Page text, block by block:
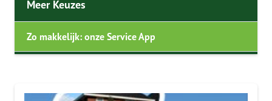
Meer Keuzes
Zo makkelijk: onze Service App